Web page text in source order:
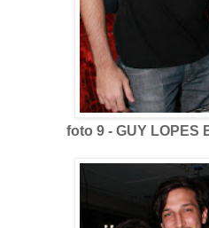
foto 9 - GUY LOPES